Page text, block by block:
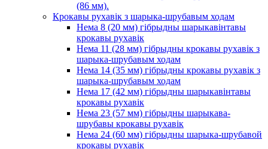
(86 мм).
Крокавы рухавік з шарыка-шрубавым ходам
Нема 8 (20 мм) гібрыдны шарыкавінтавы
крокавы рухавік
Нема 11 (28 мм) гібрыдны крокавы рухавік з
шарыка-шрубавым ходам
Нема 14 (35 мм) гібрыдны крокавы рухавік з
шарыка-шрубавым ходам
Нема 17 (42 мм) гібрыдны шарыкавінтавы
крокавы рухавік
Нема 23 (57 мм) гібрыдны шарыкава-
шрубавы крокавы рухавік
Нема 24 (60 мм) гібрыдны шарыка-шрубавой
крокавы рухавік